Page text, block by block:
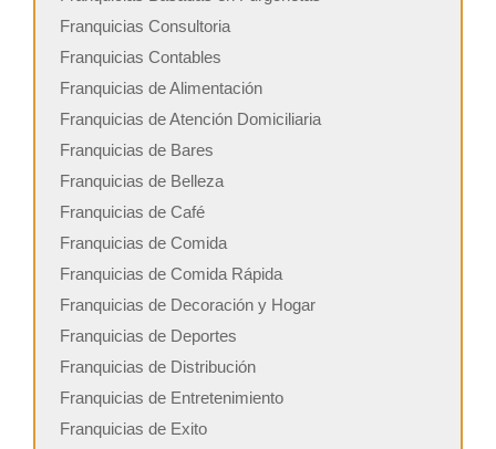
Franquicias Consultoria
Franquicias Contables
Franquicias de Alimentación
Franquicias de Atención Domiciliaria
Franquicias de Bares
Franquicias de Belleza
Franquicias de Café
Franquicias de Comida
Franquicias de Comida Rápida
Franquicias de Decoración y Hogar
Franquicias de Deportes
Franquicias de Distribución
Franquicias de Entretenimiento
Franquicias de Exito